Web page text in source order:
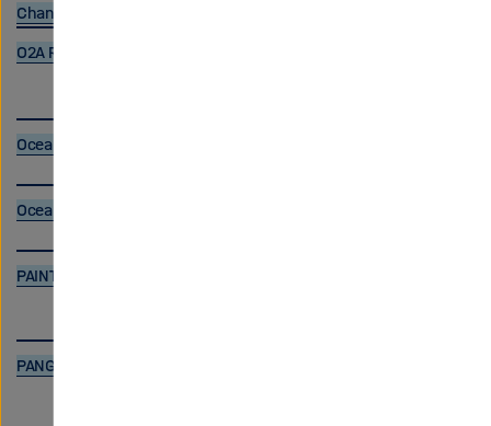
Change
O2A REGISTRY
Ocean Science Information System
OceanRep GEOMAR Repository
PAINT
PANGAEA